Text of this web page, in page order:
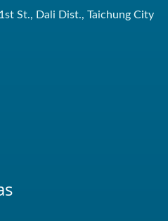
St., Dali Dist., Taichung City